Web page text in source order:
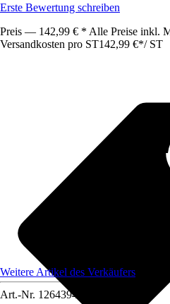
Erste Bewertung schreiben
Preis — 142,99 € * Alle Preise inkl.
Versandkosten pro ST142,99 €*/ ST
Weitere Artikel des Verkäufers
Art.-Nr. 12643942